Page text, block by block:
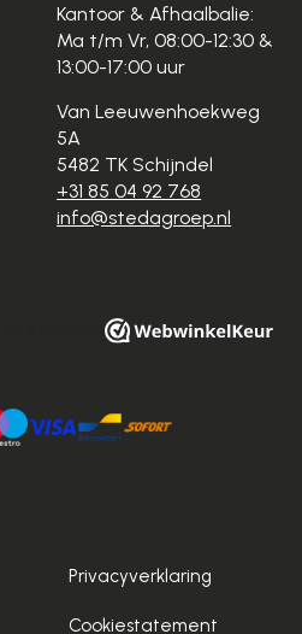
Kantoor & Afhaalbalie:
Ma t/m Vr, 08:00-12:30 &
13:00-17:00 uur
Van Leeuwenhoekweg
5A
5482 TK Schijndel
+31 85 04 92 768
info@stedagroep.nl
Privacyverklaring
Cookiestatement